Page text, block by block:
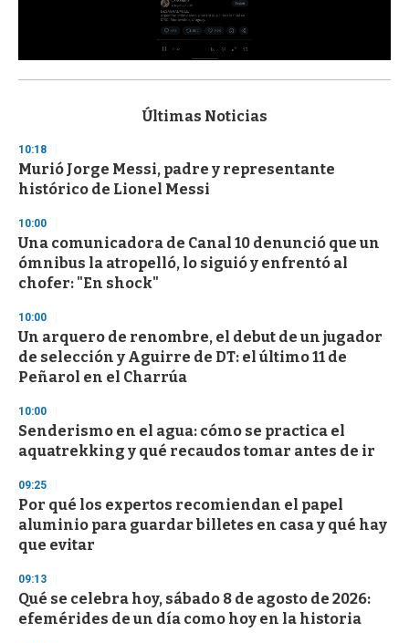
s
d
s
o
f
3
s
e
c
o
d
s
Últimas Noticias
10:18
Murió Jorge Messi, padre y representante
histórico de Lionel Messi
10:00
Una comunicadora de Canal 10 denunció que un
ómnibus la atropelló, lo siguió y enfrentó al
chofer: "En shock"
10:00
Un arquero de renombre, el debut de un jugador
de selección y Aguirre de DT: el último 11 de
Peñarol en el Charrúa
10:00
Senderismo en el agua: cómo se practica el
aquatrekking y qué recaudos tomar antes de ir
09:25
Por qué los expertos recomiendan el papel
aluminio para guardar billetes en casa y qué hay
que evitar
09:13
Qué se celebra hoy, sábado 8 de agosto de 2026:
efemérides de un día como hoy en la historia